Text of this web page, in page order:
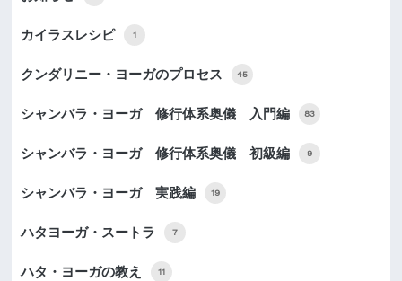
カイラスレシピ 1
クンダリニー・ヨーガのプロセス 45
シャンバラ・ヨーガ 修行体系奥儀 入門編 83
シャンバラ・ヨーガ 修行体系奥儀 初級編 9
シャンバラ・ヨーガ 実践編 19
ハタヨーガ・スートラ 7
ハタ・ヨーガの教え 11